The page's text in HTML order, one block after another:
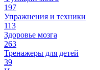
197
Упражнения и техники
113
Здоровье мозга
263
Тренажеры для детей
39